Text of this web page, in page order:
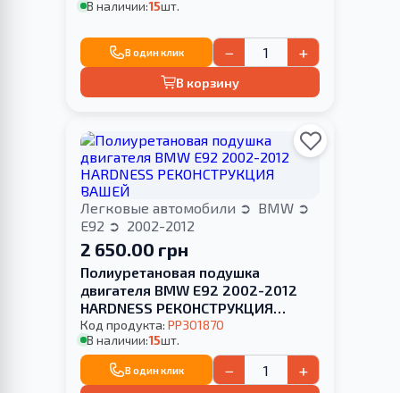
В наличии:15шт.
В один клик − +
В корзину
Легковые автомобили
BMW
E92
2002-2012
2 650.00 грн
Полиуретановая подушка
двигателя BMW E92 2002-2012
HARDNESS РЕКОНСТРУКЦИЯ
ВАШЕЙ
Код продукта: PP301870
В наличии:15шт.
В один клик − +